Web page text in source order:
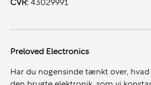
Moderne tilslutning og fleksibel
CVR: 43029991
Preloved Electronics
Har du nogensinde tænkt over, hvad